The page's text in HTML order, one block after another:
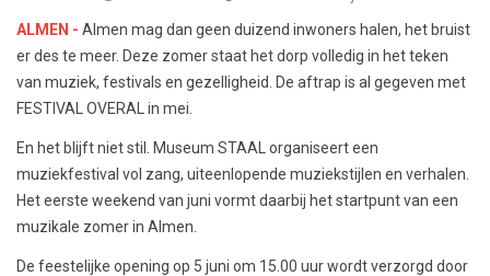
ALMEN - Almen mag dan geen duizend inwoners halen, het bruist
er des te meer. Deze zomer staat het dorp volledig in het teken
van muziek, festivals en gezelligheid. De aftrap is al gegeven met
FESTIVAL OVERAL in mei.
En het blijft niet stil. Museum STAAL organiseert een
muziekfestival vol zang, uiteenlopende muziekstijlen en verhalen.
Het eerste weekend van juni vormt daarbij het startpunt van een
muzikale zomer in Almen.
De feestelijke opening op 5 juni om 15.00 uur wordt verzorgd door